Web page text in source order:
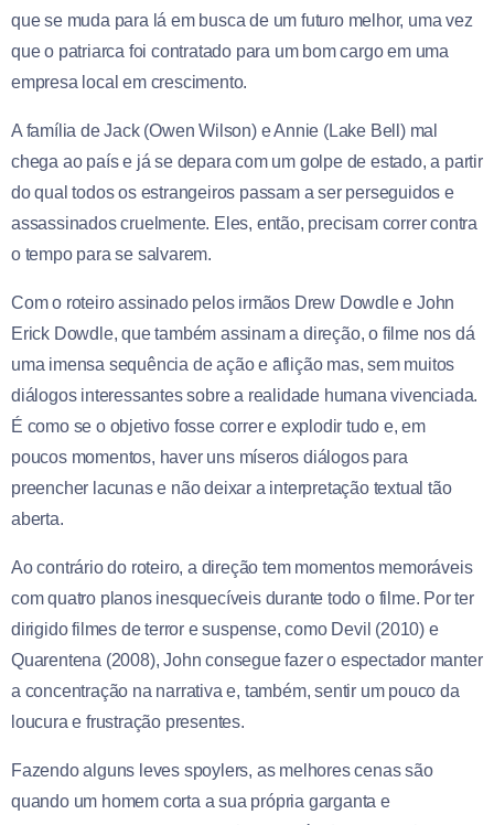
que se muda para lá em busca de um futuro melhor, uma vez
que o patriarca foi contratado para um bom cargo em uma
empresa local em crescimento.
A família de Jack (Owen Wilson) e Annie (Lake Bell) mal
chega ao país e já se depara com um golpe de estado, a partir
do qual todos os estrangeiros passam a ser perseguidos e
assassinados cruelmente. Eles, então, precisam correr contra
o tempo para se salvarem.
Com o roteiro assinado pelos irmãos Drew Dowdle e John
Erick Dowdle, que também assinam a direção, o filme nos dá
uma imensa sequência de ação e aflição mas, sem muitos
diálogos interessantes sobre a realidade humana vivenciada.
É como se o objetivo fosse correr e explodir tudo e, em
poucos momentos, haver uns míseros diálogos para
preencher lacunas e não deixar a interpretação textual tão
aberta.
Ao contrário do roteiro, a direção tem momentos memoráveis
com quatro planos inesquecíveis durante todo o filme. Por ter
dirigido filmes de terror e suspense, como Devil (2010) e
Quarentena (2008), John consegue fazer o espectador manter
a concentração na narrativa e, também, sentir um pouco da
loucura e frustração presentes.
Fazendo alguns leves spoylers, as melhores cenas são
quando um homem corta a sua própria garganta e